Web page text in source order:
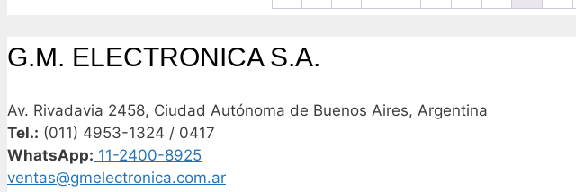
G.M. ELECTRONICA S.A.
Av. Rivadavia 2458, Ciudad Autónoma de Buenos Aires, Argentina
Tel.: (011) 4953-1324 / 0417
WhatsApp: 11-2400-8925
ventas@gmelectronica.com.ar